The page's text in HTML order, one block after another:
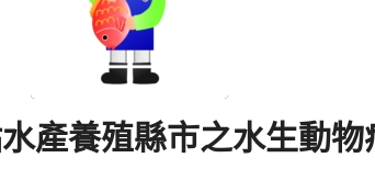
產養殖縣市之水生動